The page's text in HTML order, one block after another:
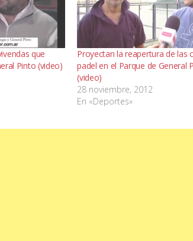
que
Pinto (video)
Proyectan la reapertura de las
padel en el Parque de General
(video)
28 noviembre, 2012
En «Deportes»